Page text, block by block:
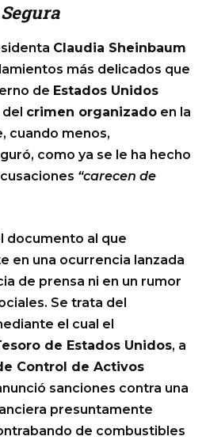
Claudia Sheinbaum
más delicados que
de Estados Unidos
crimen organizado en la
cuando menos,
como ya se le ha hecho
“carecen de
documento al que
en una ocurrencia lanzada
de prensa ni en un rumor
Se trata del
el cual el
de Estados Unidos, a
Control de Activos
sanciones contra una
presuntamente
de combustibles